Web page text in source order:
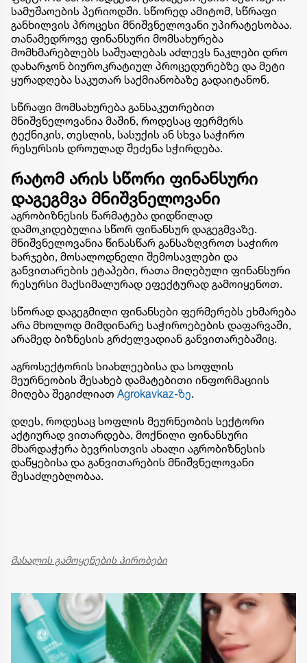
სამუშაოების პერიოდში. სწორედ ამიტომ, სწრაფი
განხილვის პროცესი მნიშვნელოვანი უპირატესობაა.
თანამედროვე ფინანსური მომსახურება
მომხმარებლებს საშუალებას აძლევს ნაკლები დრო
დახარჯონ ბიუროკრატიულ პროცედურებზე და მეტი
ყურადღება საკუთარ საქმიანობაზე გადაიტანონ.
სწრაფი მომსახურება განსაკუთრებით
მნიშვნელოვანია მაშინ, როდესაც ფერმერს
ტექნიკის, თესლის, სასუქის ან სხვა საჭირო
რესურსის დროულად შეძენა სჭირდება.
რატომ არის სწორი ფინანსური
დაგეგმვა მნიშვნელოვანი
აგრობიზნესის წარმატება დიდწილად
დამოკიდებულია სწორ ფინანსურ დაგეგმვაზე.
მნიშვნელოვანია წინასწარ განსაზღვროთ საჭირო
ხარჯები, მოსალოდნელი შემოსავლები და
განვითარების ეტაპები, რათა მიღებული ფინანსური
რესურსი მაქსიმალურად ეფექტურად გამოიყენოთ.
სწორად დაგეგმილი ფინანსები ფერმერებს ეხმარება
არა მხოლოდ მიმდინარე საჭიროებების დაფარვაში,
არამედ ბიზნესის გრძელვადიან განვითარებაშიც.
აგროსექტორის სიახლეებისა და სოფლის
მეურნეობის შესახებ დამატებითი ინფორმაციის
მიღება შეგიძლიათ Agrokavkaz-ზე.
დღეს, როდესაც სოფლის მეურნეობის სექტორი
აქტიურად ვითარდება, მოქნილი ფინანსური
მხარდაჭერა ბევრისთვის ახალი აგრობიზნესის
დაწყებისა და განვითარების მნიშვნელოვანი
შესაძლებლობაა.
მასალის გამოყენების პირობები